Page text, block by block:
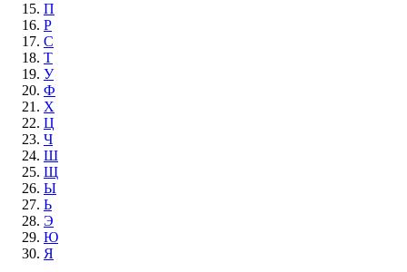
П
Р
С
Т
У
Ф
Х
Ц
Ч
Ш
Щ
Ы
Ь
Э
Ю
Я